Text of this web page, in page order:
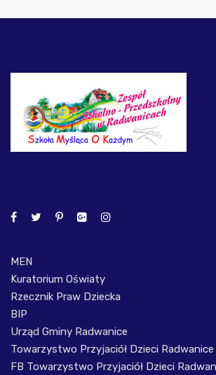
MEN
Kuratorium Oświaty
Rzecznik Praw Dziecka
BIP
Urząd Gminy Radwanice
Towarzystwo Przyjaciół Dzieci Radwanice
FB Towarzystwo Przyjaciół Dzieci